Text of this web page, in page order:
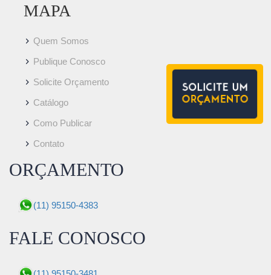
MAPA
Quem Somos
Publique Conosco
Solicite Orçamento
Catálogo
Como Publicar
Contato
ORÇAMENTO
(11) 95150-4383
FALE CONOSCO